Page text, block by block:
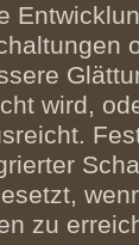
wird,
zu